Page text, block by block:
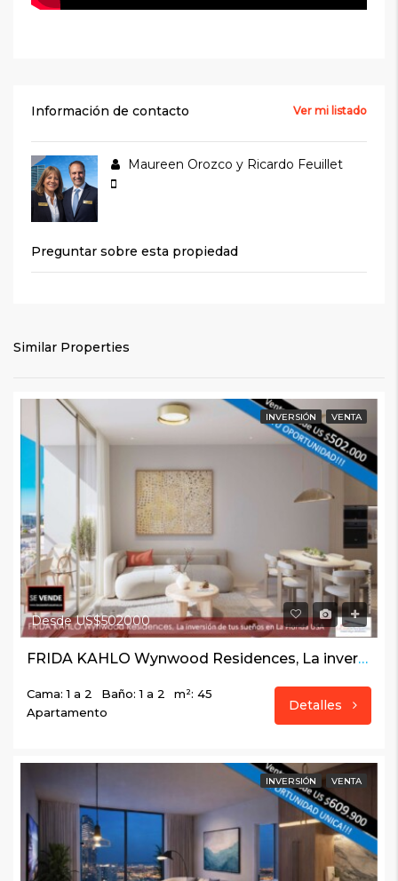
Información de contacto Ver mi listado
Maureen Orozco y Ricardo Feuillet
Preguntar sobre esta propiedad
Similar Properties
INVERSIÓN VENTA
Desde US$502000
FRIDA KAHLO Wynwood Residences, La inversión de tus sueños en La Florida USA
Cama: 1 a 2 Baño: 1 a 2
m²: 45
Apartamento
Detalles
INVERSIÓN VENTA